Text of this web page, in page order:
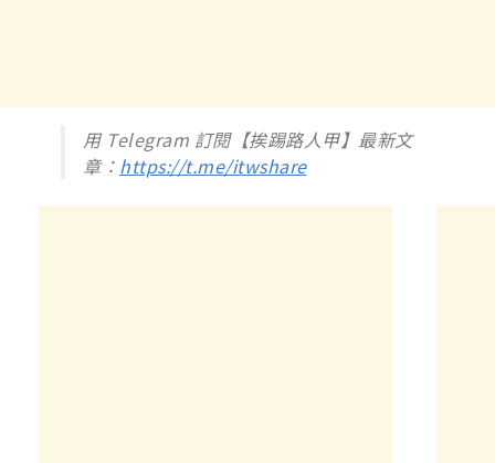
用 Telegram 訂閱【挨踢路人甲】最新文
章： https://t.me/itwshare